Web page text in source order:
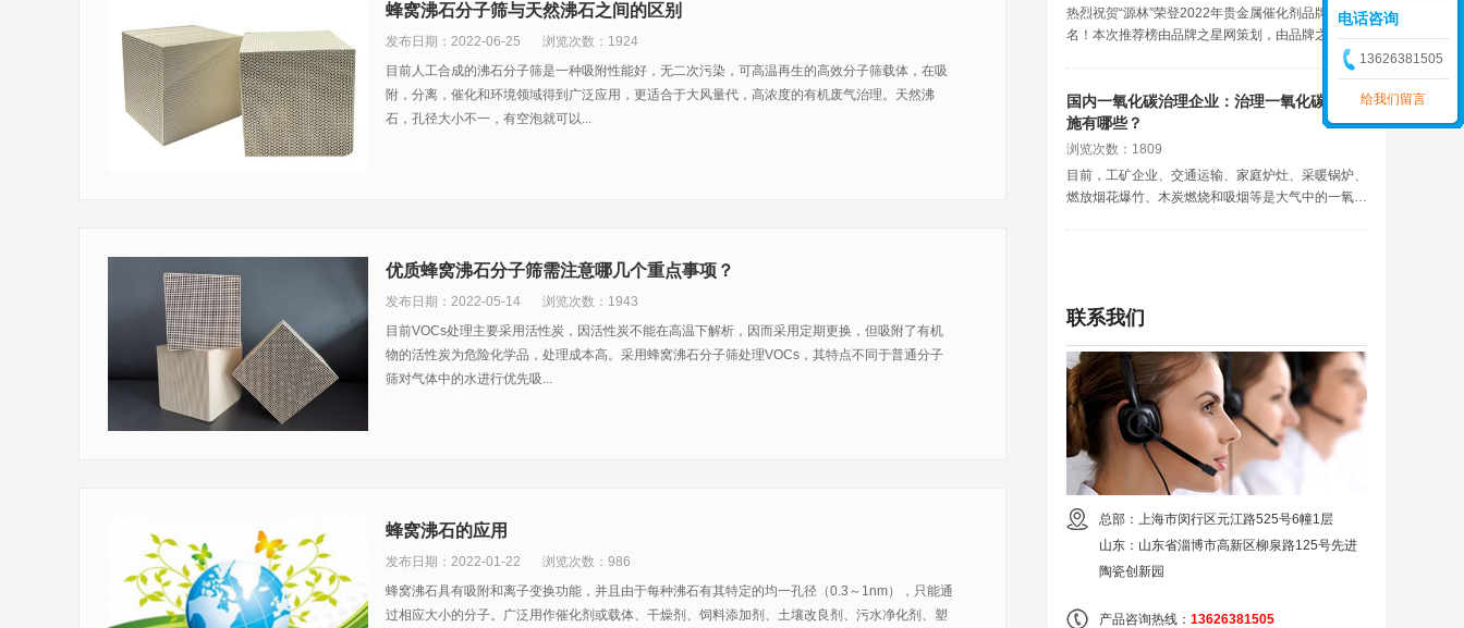
蜂窝沸石分子筛与天然沸石之间的区别
发布日期：2022-06-25
浏览次数：1924
目前人工合成的沸石分子筛是一种吸附性能好，无二次污染，可高温再生的高效分子筛载体，在吸
附，分离，催化和环境领域得到广泛应用，更适合于大风量代，高浓度的有机废气治理。天然沸
石，孔径大小不一，有空泡就可以...
优质蜂窝沸石分子筛需注意哪几个重点事项？
发布日期：2022-05-14
浏览次数：1943
目前VOCs处理主要采用活性炭，因活性炭不能在高温下解析，因而采用定期更换，但吸附了有机
物的活性炭为危险化学品，处理成本高。采用蜂窝沸石分子筛处理VOCs，其特点不同于普通分子
筛对气体中的水进行优先吸...
蜂窝沸石的应用
发布日期：2022-01-22
浏览次数：986
蜂窝沸石具有吸附和离子变换功能，并且由于每种沸石有其特定的均一孔径（0.3～1nm），只能通
过相应大小的分子。广泛用作催化剂或载体、干燥剂、饲料添加剂、土壤改良剂、污水净化剂、塑
热烈祝贺“源林”荣登2022年贵金属催化剂品牌榜前三
名！本次推荐榜由品牌之星网策划，由品牌之星大数
据系统提供数据支持，综合考虑了品牌的知名度、企
业资产规模与经营情况、员工数量等多项指标，并在
网易、搜狐、腾讯、知乎等各大网站平台展现。
国内一氧化碳治理企业：治理一氧化碳的措
施有哪些？
浏览次数：1809
目前，工矿企业、交通运输、家庭炉灶、采暖锅炉、
燃放烟花爆竹、木炭燃烧和吸烟等是大气中的一氧化
联系我们
总部：上海市闵行区元江路525号6幢1层
山东：山东省淄博市高新区柳泉路125号先进
陶瓷创新园
产品咨询热线：13626381505
电话咨询
13626381505
给我们留言